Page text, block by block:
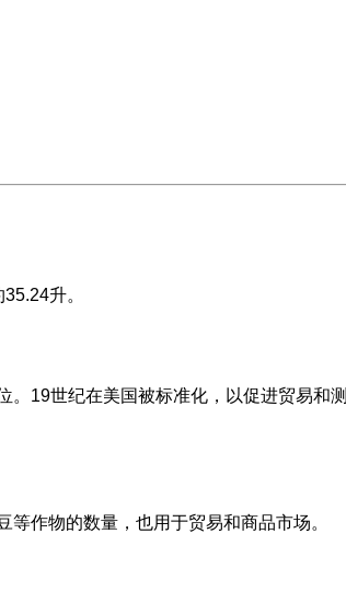
升。
。19世纪在美国被标准化，以促进贸易和
作物的数量，也用于贸易和商品市场。